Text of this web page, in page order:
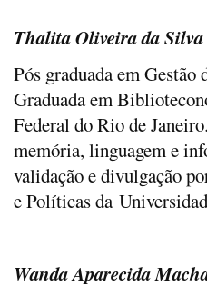
Thalita Oliveira da Silva
Pós graduada em
Graduada em
Federal do Rio de
memória, linguagem e
validação e divulgação
e Políticas da
Wanda Aparecida